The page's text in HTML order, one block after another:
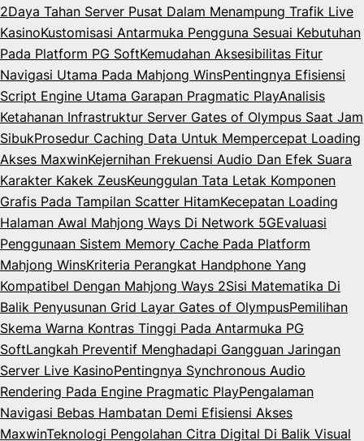
2Daya Tahan Server Pusat Dalam Menampung Trafik Live
KasinoKustomisasi Antarmuka Pengguna Sesuai Kebutuhan
Pada Platform PG SoftKemudahan Aksesibilitas Fitur
Navigasi Utama Pada Mahjong WinsPentingnya Efisiensi
Script Engine Utama Garapan Pragmatic PlayAnalisis
Ketahanan Infrastruktur Server Gates of Olympus Saat Jam
SibukProsedur Caching Data Untuk Mempercepat Loading
Akses MaxwinKejernihan Frekuensi Audio Dan Efek Suara
Karakter Kakek ZeusKeunggulan Tata Letak Komponen
Grafis Pada Tampilan Scatter HitamKecepatan Loading
Halaman Awal Mahjong Ways Di Network 5GEvaluasi
Penggunaan Sistem Memory Cache Pada Platform
Mahjong WinsKriteria Perangkat Handphone Yang
Kompatibel Dengan Mahjong Ways 2Sisi Matematika Di
Balik Penyusunan Grid Layar Gates of OlympusPemilihan
Skema Warna Kontras Tinggi Pada Antarmuka PG
SoftLangkah Preventif Menghadapi Gangguan Jaringan
Server Live KasinoPentingnya Synchronous Audio
Rendering Pada Engine Pragmatic PlayPengalaman
Navigasi Bebas Hambatan Demi Efisiensi Akses
MaxwinTeknologi Pengolahan Citra Digital Di Balik Visual